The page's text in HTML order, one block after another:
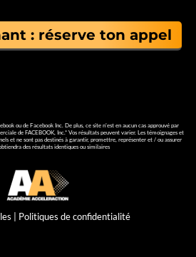
: réserve ton appel
ou de Facebook Inc. De plus, ce site n'est en aucun cas approuvé par
de FACEBOOK, Inc.* Vos résultats peuvent varier. Les témoignages et
et ne sont pas destinés à garantir, promettre, représenter et / ou assurer
des résultats identiques ou similaires
| Politiques de confidentialité